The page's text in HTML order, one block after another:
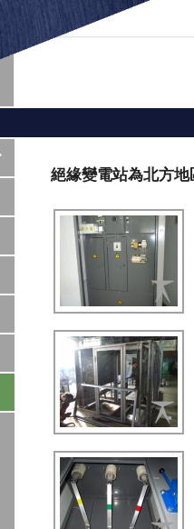
絕緣變電站為北方